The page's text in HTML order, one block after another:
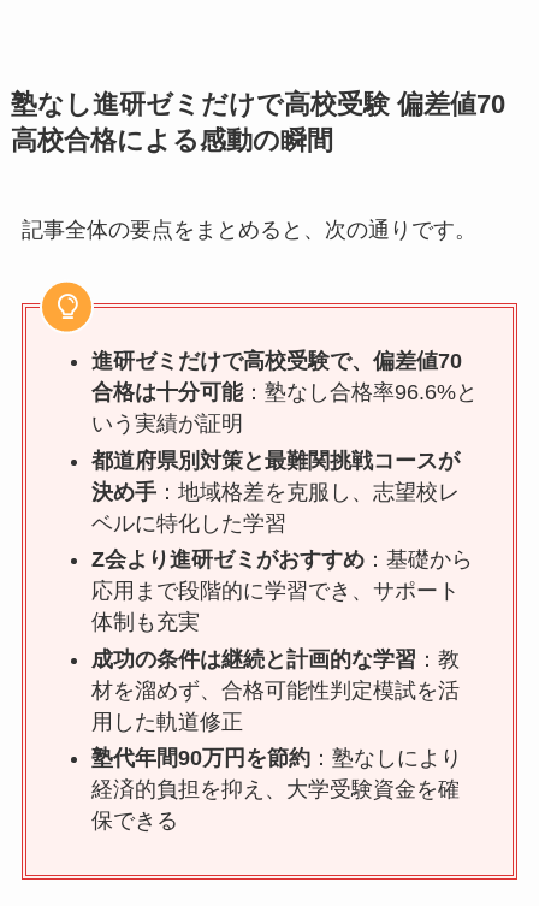
塾なし進研ゼミだけで高校受験 偏差値70
高校合格による感動の瞬間
記事全体の要点をまとめると、次の通りです。
進研ゼミだけで高校受験で、偏差値70
合格は十分可能：塾なし合格率96.6%と
いう実績が証明
都道府県別対策と最難関挑戦コースが
決め手：地域格差を克服し、志望校レ
ベルに特化した学習
Z会より進研ゼミがおすすめ：基礎から
応用まで段階的に学習でき、サポート
体制も充実
成功の条件は継続と計画的な学習 ：教
材を溜めず、合格可能性判定模試を活
用した軌道修正
塾代年間90万円を節約：塾なしにより
経済的負担を抑え、大学受験資金を確
保できる